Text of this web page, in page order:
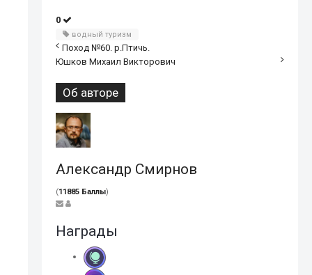
0
водный туризм
Поход №60. р.Птичь.
Юшков Михаил Викторович
Об авторе
Александр Смирнов
(11885 Баллы)
Награды